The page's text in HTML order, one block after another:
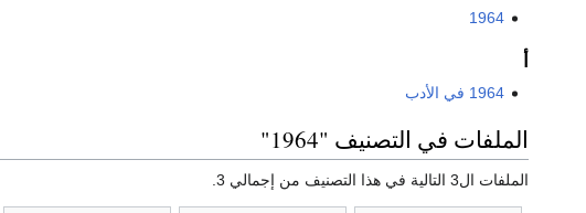
1964
1964 في الأدب
الملفات في التصنيف "1964"
الملفات ال3 التالية في هذا التصنيف من إجمالي 3.